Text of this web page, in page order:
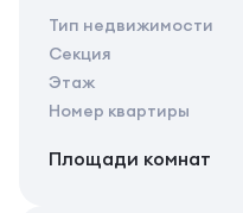
Тип недвижимости
Секция
Этаж
Номер квартиры
Площади комнат